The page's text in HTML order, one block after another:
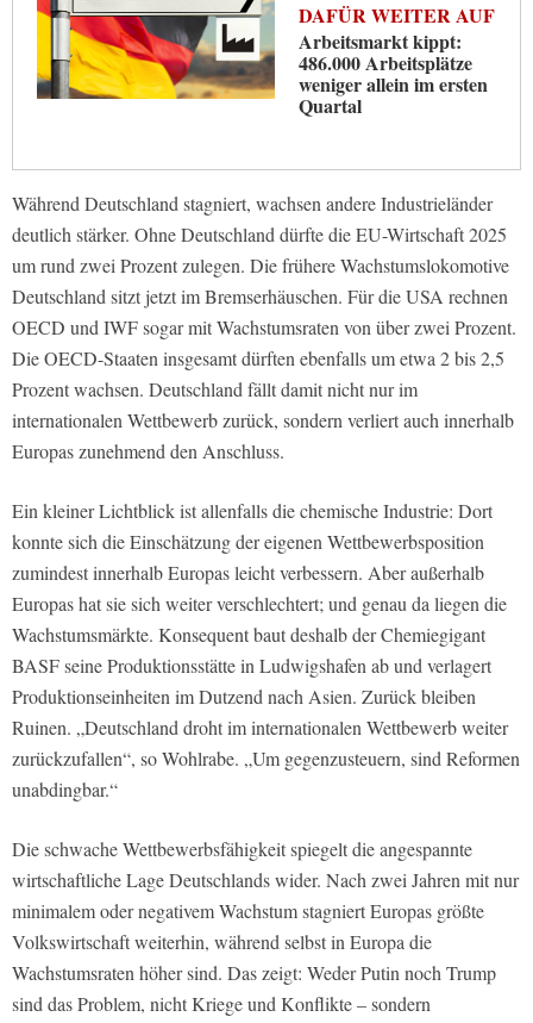
DAFÜR WEITER AUF
Arbeitsmarkt kippt:
486.000 Arbeitsplätze
weniger allein im ersten
Quartal
Während Deutschland stagniert, wachsen andere Industrieländer
deutlich stärker. Ohne Deutschland dürfte die EU-Wirtschaft 2025
um rund zwei Prozent zulegen. Die frühere Wachstumslokomotive
Deutschland sitzt jetzt im Bremserhäuschen. Für die USA rechnen
OECD und IWF sogar mit Wachstumsraten von über zwei Prozent.
Die OECD-Staaten insgesamt dürften ebenfalls um etwa 2 bis 2,5
Prozent wachsen. Deutschland fällt damit nicht nur im
internationalen Wettbewerb zurück, sondern verliert auch innerhalb
Europas zunehmend den Anschluss.
Ein kleiner Lichtblick ist allenfalls die chemische Industrie: Dort
konnte sich die Einschätzung der eigenen Wettbewerbsposition
zumindest innerhalb Europas leicht verbessern. Aber außerhalb
Europas hat sie sich weiter verschlechtert; und genau da liegen die
Wachstumsmärkte. Konsequent baut deshalb der Chemiegigant
BASF seine Produktionsstätte in Ludwigshafen ab und verlagert
Produktionseinheiten im Dutzend nach Asien. Zurück bleiben
Ruinen. „Deutschland droht im internationalen Wettbewerb weiter
zurückzufallen“, so Wohlrabe. „Um gegenzusteuern, sind Reformen
unabdingbar.“
Die schwache Wettbewerbsfähigkeit spiegelt die angespannte
wirtschaftliche Lage Deutschlands wider. Nach zwei Jahren mit nur
minimalem oder negativem Wachstum stagniert Europas größte
Volkswirtschaft weiterhin, während selbst in Europa die
Wachstumsraten höher sind. Das zeigt: Weder Putin noch Trump
sind das Problem, nicht Kriege und Konflikte – sondern